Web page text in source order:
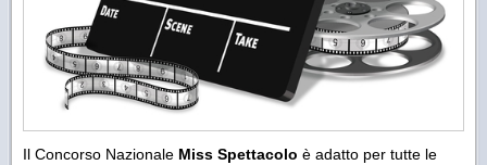
Il Concorso Nazionale Miss Spettacolo è adatto per tutte le